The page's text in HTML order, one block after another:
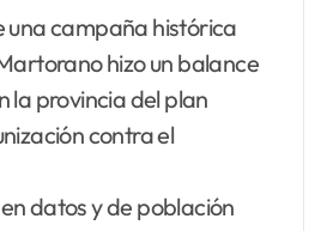
una campaña histórica
hizo un balance
la provincia del plan
contra el
datos y de población